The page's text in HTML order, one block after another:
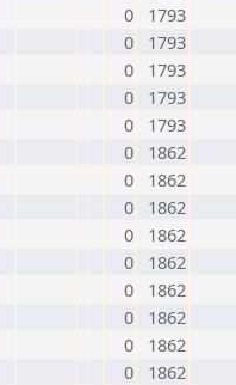
0
1793
0
1793
0
1793
0
1793
0
1793
0
1862
0
1862
0
1862
0
1862
0
1862
0
1862
0
1862
0
1862
0
1862